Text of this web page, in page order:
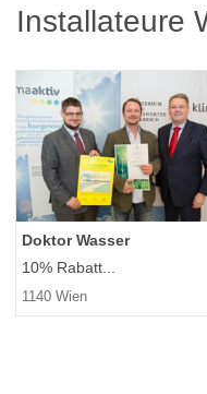
Installateure
Doktor Wasser
10% Rabatt...
1140 Wien